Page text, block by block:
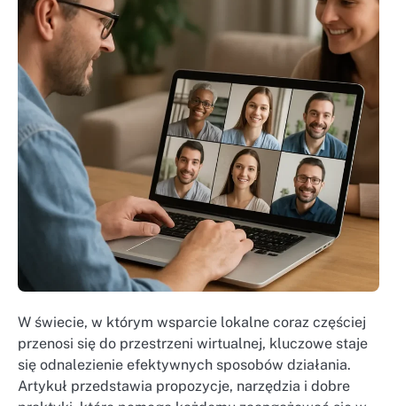
W świecie, w którym wsparcie lokalne coraz częściej
przenosi się do przestrzeni wirtualnej, kluczowe staje
się odnalezienie efektywnych sposobów działania.
Artykuł przedstawia propozycje, narzędzia i dobre